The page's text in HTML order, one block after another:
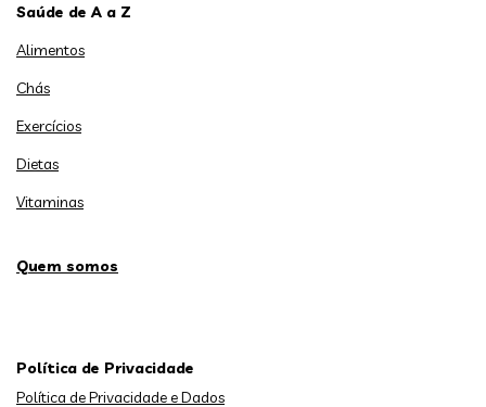
Saúde de A a Z
Alimentos
Chás
Exercícios
Dietas
Vitaminas
Quem somos
Política de Privacidade
Política de Privacidade e Dados